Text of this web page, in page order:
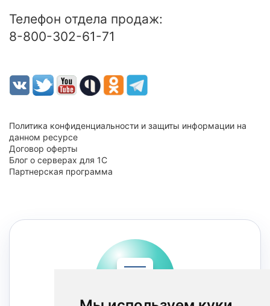
Телефон отдела продаж:
8-800-302-61-71
Политика конфиденциальности и защиты информации на
данном ресурсе
Договор оферты
Блог о серверах для 1С
Партнерская программа